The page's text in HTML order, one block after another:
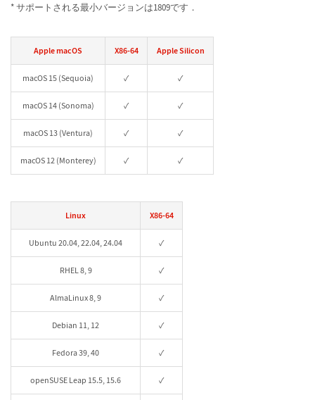
* サポートされる最小バージョンは1809です．
Apple macOS X86-64 Apple Silicon
macOS 15 (Sequoia) ✓ ✓
macOS 14 (Sonoma) ✓ ✓
macOS 13 (Ventura) ✓ ✓
macOS 12 (Monterey) ✓ ✓
Linux X86-64
Ubuntu 20.04, 22.04, 24.04 ✓
RHEL 8, 9 ✓
AlmaLinux 8, 9 ✓
Debian 11, 12 ✓
Fedora 39, 40 ✓
openSUSE Leap 15.5, 15.6 ✓